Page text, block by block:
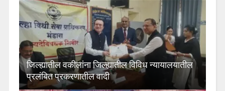
जिल्ह्यातील वकीलांना जिल्ह्यातील विविध न्यायालयातील
प्रलंबित प्रकरणातील वादी